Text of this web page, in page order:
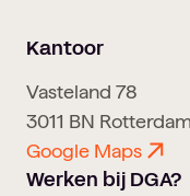
Kantoor
Vasteland 78
3011 BN Rotterdam
Google Maps
Werken bij DGA?